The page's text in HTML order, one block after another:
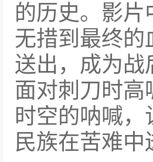
的历史。影
无措到最终
送出，成为战
面对刺刀时
时空的呐喊
民族在苦难